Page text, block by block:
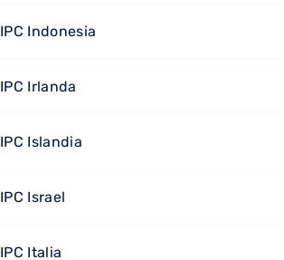
IPC Indonesia
IPC Irlanda
IPC Islandia
IPC Israel
IPC Italia